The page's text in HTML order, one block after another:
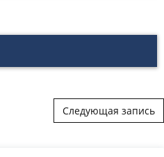
Следующая запись